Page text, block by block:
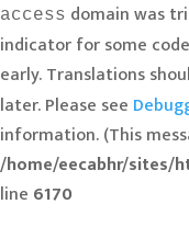
access domain was
indicator for some
early. Translations
later. Please see
information. (This
/home/eecabhr/sites/
line 6170